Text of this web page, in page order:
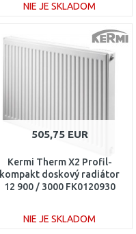
NIE JE SKLADOM
DO KOŠÍKA
505,75 EUR
Kermi Therm X2 Profil-
kompakt doskový radiátor
12 900 / 3000 FK0120930
NIE JE SKLADOM